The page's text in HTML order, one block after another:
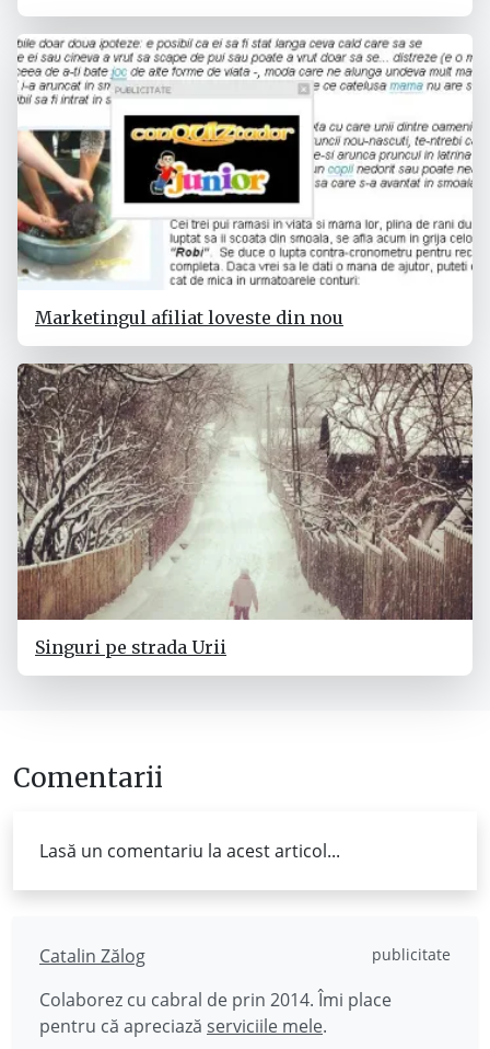
Marketingul afiliat loveste din nou
Singuri pe strada Urii
Comentarii
Lasă un comentariu la acest articol...
Catalin Zălog publicitate
Colaborez cu cabral de prin 2014. Îmi place
pentru că apreciază serviciile mele.